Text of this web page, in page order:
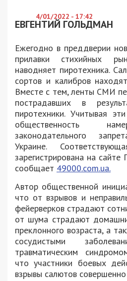
4/01/2022 - 17:42
ЕВГЕНТИЙ ГОЛЬДМАН
Ежегодно в преддверии
прилавки стихийных
наводняет пиротехника.
сортов и калибров
Вместе с тем, ленты СМИ
пострадавших в
пиротехники. Учитывая
общественность
законодательного
Украине.
зарегистрирована на
сообщает 49000.com.ua.
Автор общественной
что от взрывов и
фейерверков страдают
от шума страдают
преклонного возраста, а
сосудистыми
травматическим
что участники боевых
взрывы салютов